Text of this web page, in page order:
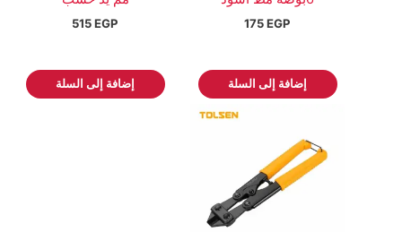
175EGP
إضافة إلى السلة
515EGP
إضافة إلى السلة